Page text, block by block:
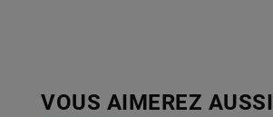
VOUS AIMEREZ AUSSI